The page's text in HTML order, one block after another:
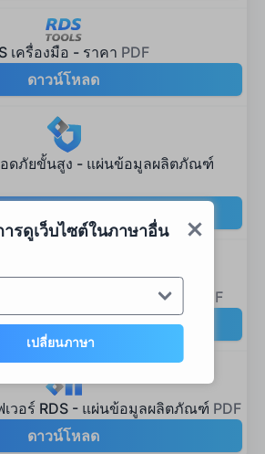
รดูเว็บไซต์ในภาษาอื่น
เปลี่ยนภาษา
เครื่องมือ - ราคา PDF
ดาวน์โหลด
ดภัยขั้นสูง - แผ่นข้อมูลผลิตภัณฑ์
- แผ่นข้อมูลผลิตภัณฑ์
PDF
ดาวน์โหลด
เวอร์ RDS - แผ่นข้อมูลผลิตภัณฑ์ PDF
ดาวน์โหลด